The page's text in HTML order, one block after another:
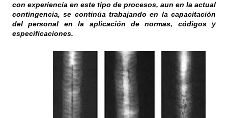
con experiencia en este tipo de procesos, aun en la actual
contingencia, se continúa trabajando en la capacitación
del personal en la aplicación de normas, códigos y
especificaciones.